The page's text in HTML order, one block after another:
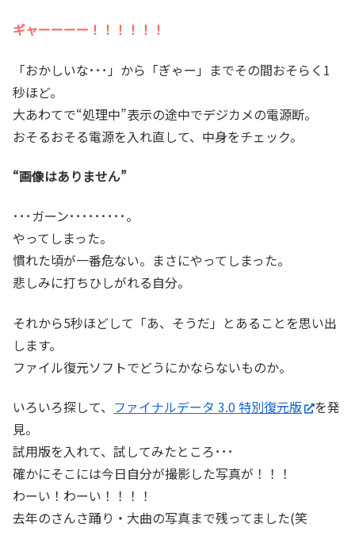
ギャーーーー！！！！！！
「おかしいな･･･」から「ぎゃー」までその間おそらく1
秒ほど。
大あわてで“処理中”表示の途中でデジカメの電源断。
おそるおそる電源を入れ直して、中身をチェック。
“画像はありません”
･･･ガーン･････････。
やってしまった。
慣れた頃が一番危ない。まさにやってしまった。
悲しみに打ちひしがれる自分。
それから5秒ほどして「あ、そうだ」とあることを思い出
します。
ファイル復元ソフトでどうにかならないものか。
いろいろ探して、 ファイナルデータ 3.0 特別復元版
を発
見。
試用版を入れて、試してみたところ･･･
確かにそこには今日自分が撮影した写真が！！！
わーい！わーい！！！！
去年のさんさ踊り・大曲の写真まで残ってました(笑